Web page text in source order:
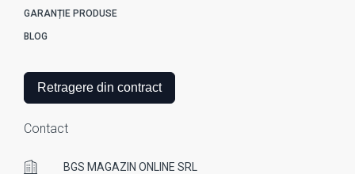
GARANȚIE PRODUSE
BLOG
Retragere din contract
Contact
BGS MAGAZIN ONLINE SRL